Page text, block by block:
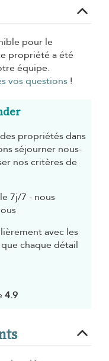
pour le
propriété a été
équipe.
vos questions !
propriétés dans
séjourner nous-
nos critères de
7j/7 - nous
avec les
chaque détail
4.9